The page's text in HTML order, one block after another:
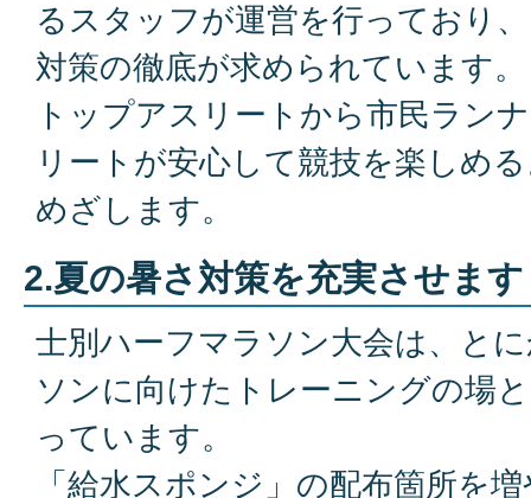
るスタッフが運営を行っており
対策の徹底が求められています。
トップアスリートから市民ラン
リートが安心して競技を楽しめ
めざします。
2.夏の暑さ対策を充実させます
士別ハーフマラソン大会は、と
ソンに向けたトレーニングの場
っています。
「給水スポンジ」の配布箇所を